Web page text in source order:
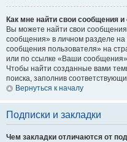
Как мне найти свои сообщения
Вы можете найти свои
сообщения» в личном разделе на
сообщения пользователя» на
или по ссылке «Ваши
Чтобы найти созданные вами
поиска, заполнив
Вернуться к началу
Подписки и закладки
Чем закладки отличаются от